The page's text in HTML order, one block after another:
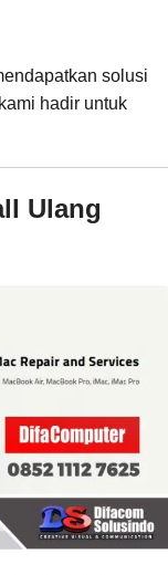
solusi
hadir untuk
Ulang